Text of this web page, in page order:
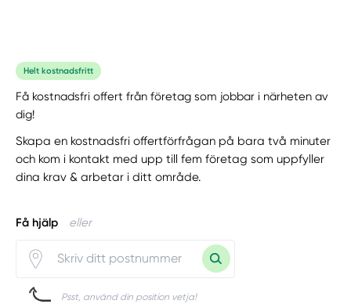
Helt kostnadsfritt
Få kostnadsfri offert från företag som jobbar i närheten av
dig!
Skapa en kostnadsfri offertförfrågan på bara två minuter
och kom i kontakt med upp till fem företag som uppfyller
dina krav & arbetar i ditt område.
Få hjälp eller
Psst, använd din position vetja!